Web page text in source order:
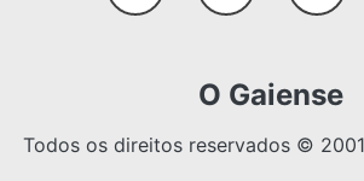
O Gaiense
Todos os direitos reservados ©